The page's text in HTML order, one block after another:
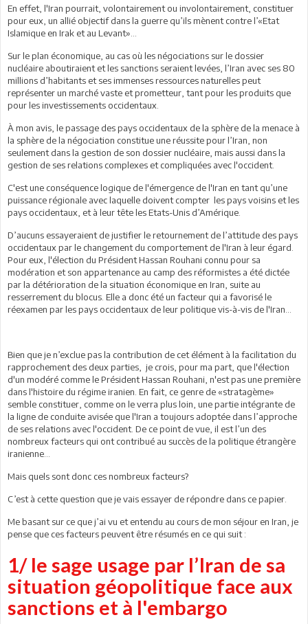
En effet, l'Iran pourrait, volontairement ou involontairement, constituer
pour eux, un allié objectif dans la guerre qu’ils mènent contre l’«Etat
Islamique en Irak et au Levant»...
Sur le plan économique, au cas où les négociations sur le dossier
nucléaire aboutiraient et les sanctions seraient levées, l’Iran avec ses 80
millions d’habitants et ses immenses ressources naturelles peut
représenter un marché vaste et prometteur, tant pour les produits que
pour les investissements occidentaux.
À mon avis, le passage des pays occidentaux de la sphère de la menace à
la sphère de la négociation constitue une réussite pour l’Iran, non
seulement dans la gestion de son dossier nucléaire, mais aussi dans la
gestion de ses relations complexes et compliquées avec l'occident.
C'est une conséquence logique de l'émergence de l'Iran en tant qu’une
puissance régionale avec laquelle doivent compter les pays voisins et les
pays occidentaux, et à leur tête les Etats-Unis d’Amérique.
D’aucuns essayeraient de justifier le retournement de l’attitude des pays
occidentaux par le changement du comportement de l'Iran à leur égard.
Pour eux, l'élection du Président Hassan Rouhani connu pour sa
modération et son appartenance au camp des réformistes a été dictée
par la détérioration de la situation économique en Iran, suite au
resserrement du blocus. Elle a donc été un facteur qui a favorisé le
réexamen par les pays occidentaux de leur politique vis-à-vis de l'Iran...
Bien que je n’exclue pas la contribution de cet élément à la facilitation du
rapprochement des deux parties, je crois, pour ma part, que l'élection
d'un modéré comme le Président Hassan Rouhani, n'est pas une première
dans l'histoire du régime iranien. En fait, ce genre de «stratagème»
semble constituer, comme on le verra plus loin, une partie intégrante de
la ligne de conduite avisée que l'Iran a toujours adoptée dans l’approche
de ses relations avec l'occident. De ce point de vue, il est l’un des
nombreux facteurs qui ont contribué au succès de la politique étrangère
iranienne...
Mais quels sont donc ces nombreux facteurs?
C’est à cette question que je vais essayer de répondre dans ce papier.
Me basant sur ce que j’ai vu et entendu au cours de mon séjour en Iran, je
pense que ces facteurs peuvent être résumés en ce qui suit :
1/ le sage usage par l’Iran de sa
situation géopolitique face aux
sanctions et à l'embargo